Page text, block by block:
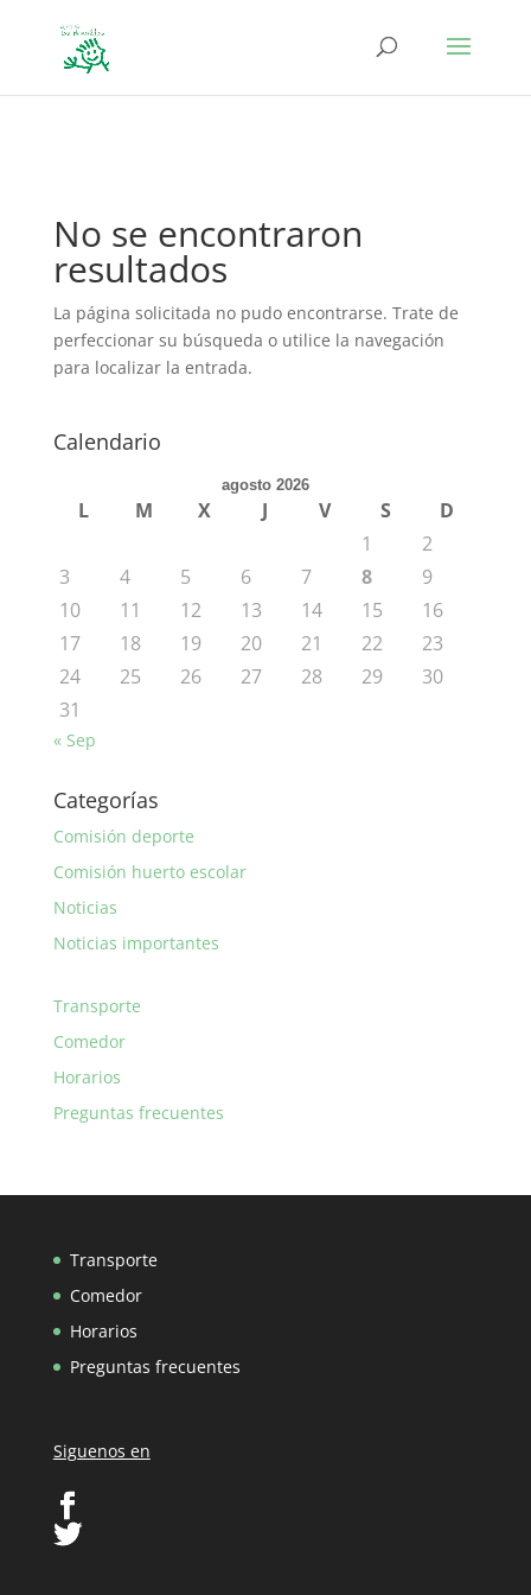
No se encontraron
resultados
La página solicitada no pudo encontrarse. Trate de
perfeccionar su búsqueda o utilice la navegación
para localizar la entrada.
Calendario
agosto 2026
L M X J V S
D
1
2
3
4 5 6 7 8
9
10
11 12 13 14 15
16
17
18 19 20 21 22
23
24
25 26 27 28 29
30
31
« Sep
Categorías
Comisión deporte
Comisión huerto escolar
Noticias
Noticias importantes
Transporte
Comedor
Horarios
Preguntas frecuentes
Transporte
Comedor
Horarios
Preguntas frecuentes
Siguenos en